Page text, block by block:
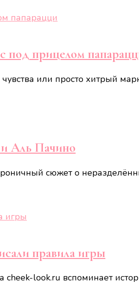
под прицелом
или просто хитрый
и Аль Пачино
сюжет о
правила игры
cheek-look.ru вспоминает